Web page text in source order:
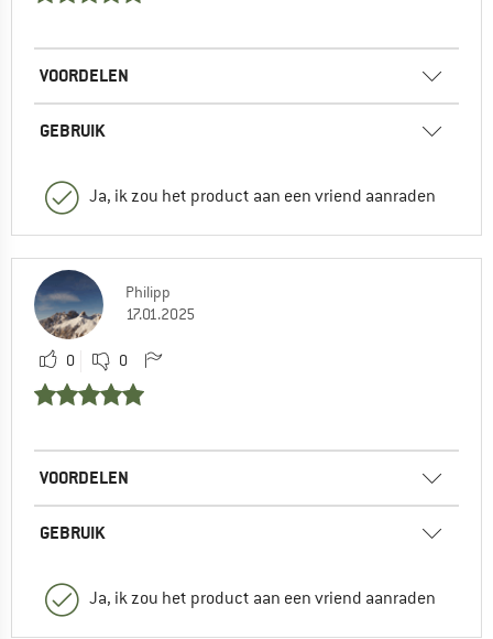
VOORDELEN
GEBRUIK
Ja, ik zou het product aan een vriend aanraden
Philipp
17.01.2025
0 0
VOORDELEN
GEBRUIK
Ja, ik zou het product aan een vriend aanraden